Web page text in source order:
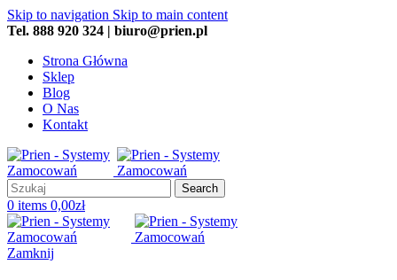
Skip to navigation Skip to main content
Tel. 888 920 324 | biuro@prien.pl
Strona Główna
Sklep
Blog
O Nas
Kontakt
Search
0 items 0,00zł
Zamknij